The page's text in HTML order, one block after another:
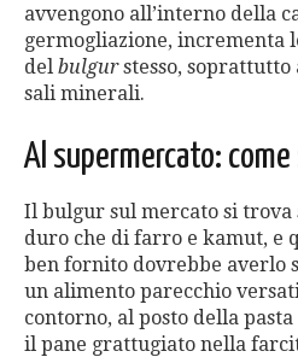
avvengono all’interno della
germogliazione, incrementa
del bulgurstesso,
sali minerali.
Al supermercato: come
Il bulgur sul mercato si
duro che di farro e kamut, e
ben fornito dovrebbe averlo
un alimento parecchio
contorno, al posto della
il pane grattugiato nella